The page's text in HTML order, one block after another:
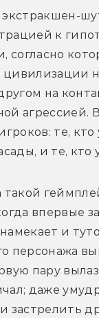
к
согласно
на
агрессией.
те, кто
и те, кто
такой
впервые
и
персонажа
пару
даже
застрелить